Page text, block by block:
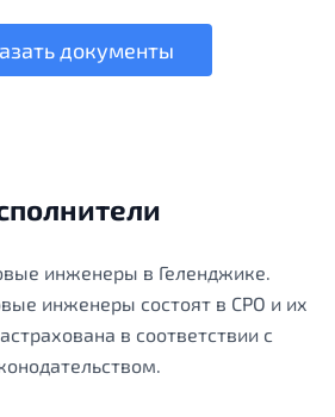
документы
инженеры в Геленджике.
инженеры состоят в СРО и их
в соответствии с